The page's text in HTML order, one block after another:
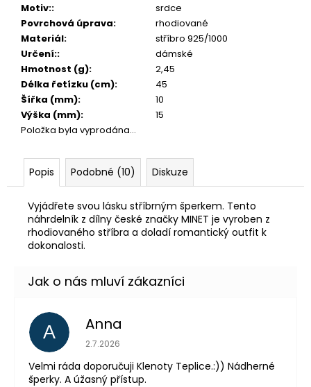
Motiv::
srdce
Povrchová úprava:
rhodiované
Materiál:
stříbro 925/1000
Určení::
dámské
Hmotnost (g):
2,45
Délka řetízku (cm):
45
Šířka (mm):
10
Výška (mm):
15
Položka byla vyprodána…
Popis Podobné (10) Diskuze
Vyjádřete svou lásku stříbrným šperkem. Tento
náhrdelník z dílny české značky MINET je vyroben z
rhodiovaného stříbra a doladí romantický outfit k
dokonalosti.
A Anna
Hodnocení obchodu je 5 z 5 hvězdiček.
2.7.2026
Velmi ráda doporučuji Klenoty Teplice.:)) Nádherné
šperky. A úžasný přístup.